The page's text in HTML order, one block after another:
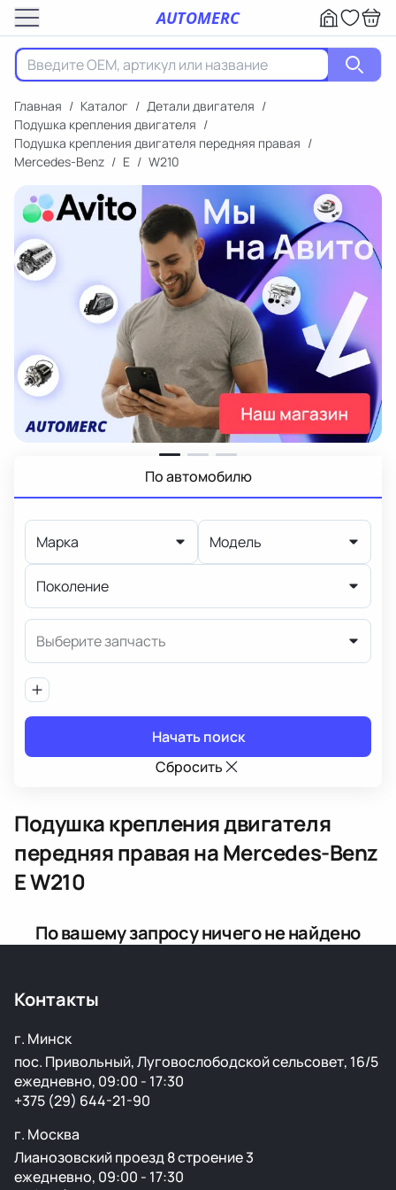
AUTOMERC
Главная / Каталог / Детали двигателя /
Подушка крепления двигателя /
Подушка крепления двигателя передняя правая /
Mercedes-Benz / E / W210
По автомобилю
Марка Модель
Поколение
Выберите запчасть
Начать поиск
Сбросить
Подушка крепления двигателя
передняя праваяна Mercedes-Benz
E W210
По вашему запросу ничего не найдено
Контакты
г. Минск
пос. Привольный, Луговослободской сельсовет, 16/5
ежедневно, 09:00 - 17:30
+375 (29) 644-21-90
г. Москва
Лианозовский проезд 8 строение 3
ежедневно, 09:00 - 17:30